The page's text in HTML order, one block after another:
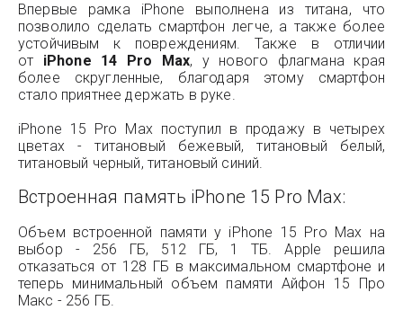
Впервые рамка iPhone выполнена из титана, что
позволило сделать смартфон легче, а также более
устойчивым к повреждениям. Также в отличии
от iPhone 14 Pro Max, у нового флагмана края
более скругленные, благодаря этому смартфон
стало приятнее держать в руке.
iPhone 15 Pro Max поступил в продажу в четырех
цветах - титановый бежевый, титановый белый,
титановый черный, титановый синий.
Встроенная память iPhone 15 Pro Max:
Объем встроенной памяти у iPhone 15 Pro Max на
выбор - 256 ГБ, 512 ГБ, 1 ТБ. Apple решила
отказаться от 128 ГБ в максимальном смартфоне и
теперь минимальный объем памяти Айфон 15 Про
Макс - 256 ГБ.